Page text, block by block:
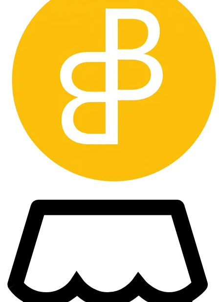
så vi kan räkna ut vad
frakten kommer att kosta och om det går att skicka med spårbar frakt
vilket är ett krav från oss.
Väljer man att buda utan att kontakta oss först så förbehåller vi oss
rätten att avbryta köpet och du som köpare
blir blockerad från framtida köp. Vi godkänner inte att man ber oss
att manipulera tullavgiften, då det är olagligt och köper kommer att
hävas.
Länder vi inte skickar till är bland annat Taiwan.
Lycka till